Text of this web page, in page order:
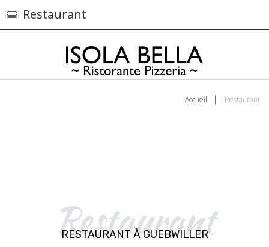
Restaurant
Accueil Restaurant
Restaurant
RESTAURANT À GUEBWILLER